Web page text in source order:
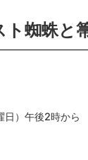
蜘蛛と
）午後2時から